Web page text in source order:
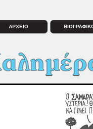
ΑΡΧΕΙΟ